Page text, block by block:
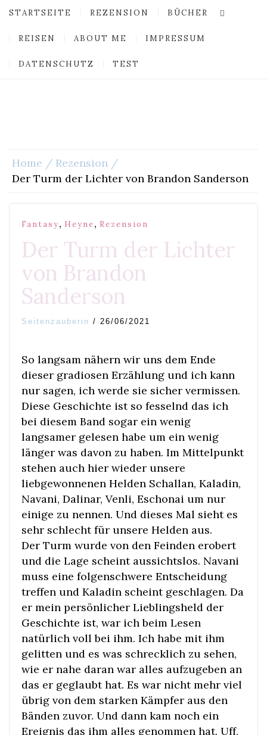
STARTSEITE REZENSION BÜCHER
REISEN ABOUT ME IMPRESSUM
DATENSCHUTZ TEST
Home
Rezension
Der Turm der Lichter von Brandon Sanderson
Fantasy, Heyne, Rezension
Der Turm der Lichter
von Brandon
Sanderson
Seitenzauberin / 26/06/2021
So langsam nähern wir uns dem Ende
dieser gradiosen Erzählung und ich kann
nur sagen, ich werde sie sicher vermissen.
Diese Geschichte ist so fesselnd das ich
bei diesem Band sogar ein wenig
langsamer gelesen habe um ein wenig
länger was davon zu haben. Im Mittelpunkt
stehen auch hier wieder unsere
liebgewonnenen Helden Schallan, Kaladin,
Navani, Dalinar, Venli, Eschonai um nur
einige zu nennen. Und dieses Mal sieht es
sehr schlecht für unsere Helden aus.
Der Turm wurde von den Feinden erobert
und die Lage scheint aussichtslos. Navani
muss eine folgenschwere Entscheidung
treffen und Kaladin scheint geschlagen. Da
er mein persönlicher Lieblingsheld der
Geschichte ist, war ich beim Lesen
natürlich voll bei ihm. Ich habe mit ihm
gelitten und es was schrecklich zu sehen,
wie er nahe daran war alles aufzugeben an
das er geglaubt hat. Es war nicht mehr viel
übrig von dem starken Kämpfer aus den
Bänden zuvor. Und dann kam noch ein
Ereignis das ihm alles genommen hat. Uff,